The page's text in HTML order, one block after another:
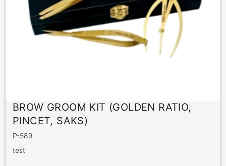
BROW GROOM KIT (GOLDEN RATIO,
PINCET, SAKS)
P-589
test